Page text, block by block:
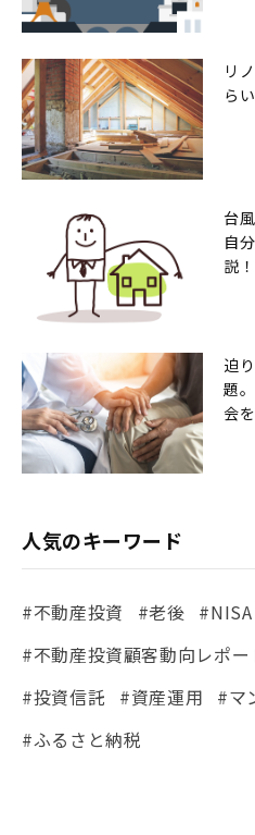
リ
ら
台
自
説！
迫
題
会
人気のキーワード
#不動産投資 #老後 #NISA
#不動産投資顧客動向レポー
#投資信託
#資産運用
#マ
#ふるさと納税